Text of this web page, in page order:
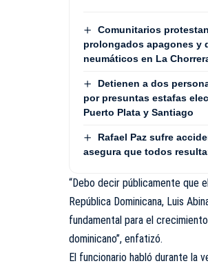
Comunitarios
prolongados apagones y
neumáticos en La
Detienen a dos
por presuntas estafas
Puerto Plata y Santiago
Rafael Paz sufre
asegura que todos
“Debo decir públicamente que
República Dominicana, Luis
fundamental para el
dominicano”, enfatizó.
El funcionario habló durante la